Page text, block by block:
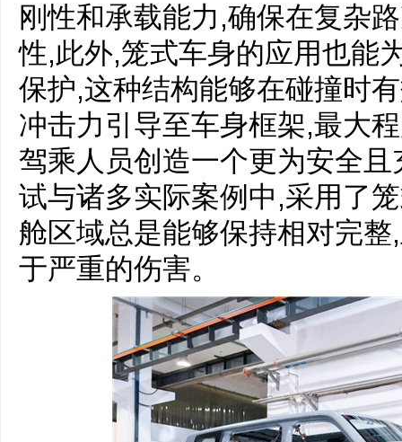
刚性和承载能力,确保在复杂
性,此外,笼式车身的应用也能
保护,这种结构能够在碰撞时
冲击力引导至车身框架,最大
驾乘人员创造一个更为安全
试与诸多实际案例中,采用了
舱区域总是能够保持相对完
于严重的伤害。